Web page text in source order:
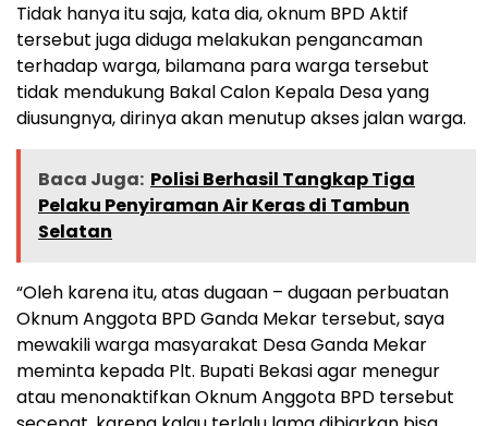
Tidak hanya itu saja, kata dia, oknum BPD Aktif
tersebut juga diduga melakukan pengancaman
terhadap warga, bilamana para warga tersebut
tidak mendukung Bakal Calon Kepala Desa yang
diusungnya, dirinya akan menutup akses jalan warga.
Baca Juga: Polisi Berhasil Tangkap Tiga
Pelaku Penyiraman Air Keras di Tambun
Selatan
“Oleh karena itu, atas dugaan – dugaan perbuatan
Oknum Anggota BPD Ganda Mekar tersebut, saya
mewakili warga masyarakat Desa Ganda Mekar
meminta kepada Plt. Bupati Bekasi agar menegur
atau menonaktifkan Oknum Anggota BPD tersebut